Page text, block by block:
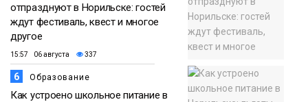
отпразднуют в Норильске: гостей
ждут фестиваль, квест и многое
другое
15:57 06 августа 337
6 Образование
Как устроено школьное питание в